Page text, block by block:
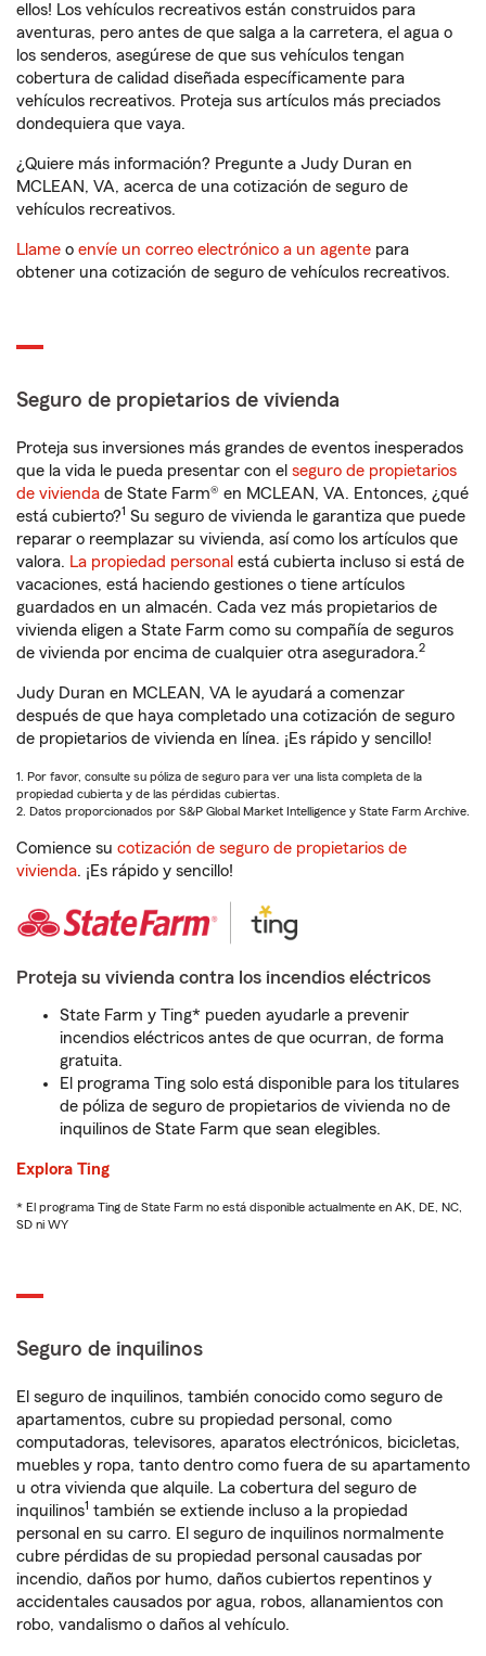
ellos! Los vehículos recreativos están construidos para
aventuras, pero antes de que salga a la carretera, el agua o
los senderos, asegúrese de que sus vehículos tengan
cobertura de calidad diseñada específicamente para
vehículos recreativos. Proteja sus artículos más preciados
dondequiera que vaya.
¿Quiere más información? Pregunte a Judy Duran en
MCLEAN, VA, acerca de una cotización de seguro de
vehículos recreativos.
Llame o envíe un correo electrónico a un agente para
obtener una cotización de seguro de vehículos recreativos.
Seguro de propietarios de vivienda
Proteja sus inversiones más grandes de eventos inesperados
que la vida le pueda presentar con el seguro de propietarios
de vivienda de State Farm® en MCLEAN, VA. Entonces, ¿qué
está cubierto?1 Su seguro de vivienda le garantiza que puede
reparar o reemplazar su vivienda, así como los artículos que
valora. La propiedad personal está cubierta incluso si está de
vacaciones, está haciendo gestiones o tiene artículos
guardados en un almacén. Cada vez más propietarios de
vivienda eligen a State Farm como su compañía de seguros
de vivienda por encima de cualquier otra aseguradora.2
Judy Duran en MCLEAN, VA le ayudará a comenzar
después de que haya completado una cotización de seguro
de propietarios de vivienda en línea. ¡Es rápido y sencillo!
1. Por favor, consulte su póliza de seguro para ver una lista completa de la
propiedad cubierta y de las pérdidas cubiertas.
2. Datos proporcionados por S&P Global Market Intelligence y State Farm Archive.
Comience su cotización de seguro de propietarios de
vivienda. ¡Es rápido y sencillo!
Proteja su vivienda contra los incendios eléctricos
State Farm y Ting* pueden ayudarle a prevenir
incendios eléctricos antes de que ocurran, de forma
gratuita.
El programa Ting solo está disponible para los titulares
de póliza de seguro de propietarios de vivienda no de
inquilinos de State Farm que sean elegibles.
Explora Ting
* El programa Ting de State Farm no está disponible actualmente en AK, DE, NC,
SD ni WY
Seguro de inquilinos
El seguro de inquilinos, también conocido como seguro de
apartamentos, cubre su propiedad personal, como
computadoras, televisores, aparatos electrónicos, bicicletas,
muebles y ropa, tanto dentro como fuera de su apartamento
u otra vivienda que alquile. La cobertura del seguro de
inquilinos1 también se extiende incluso a la propiedad
personal en su carro. El seguro de inquilinos normalmente
cubre pérdidas de su propiedad personal causadas por
incendio, daños por humo, daños cubiertos repentinos y
accidentales causados por agua, robos, allanamientos con
robo, vandalismo o daños al vehículo.